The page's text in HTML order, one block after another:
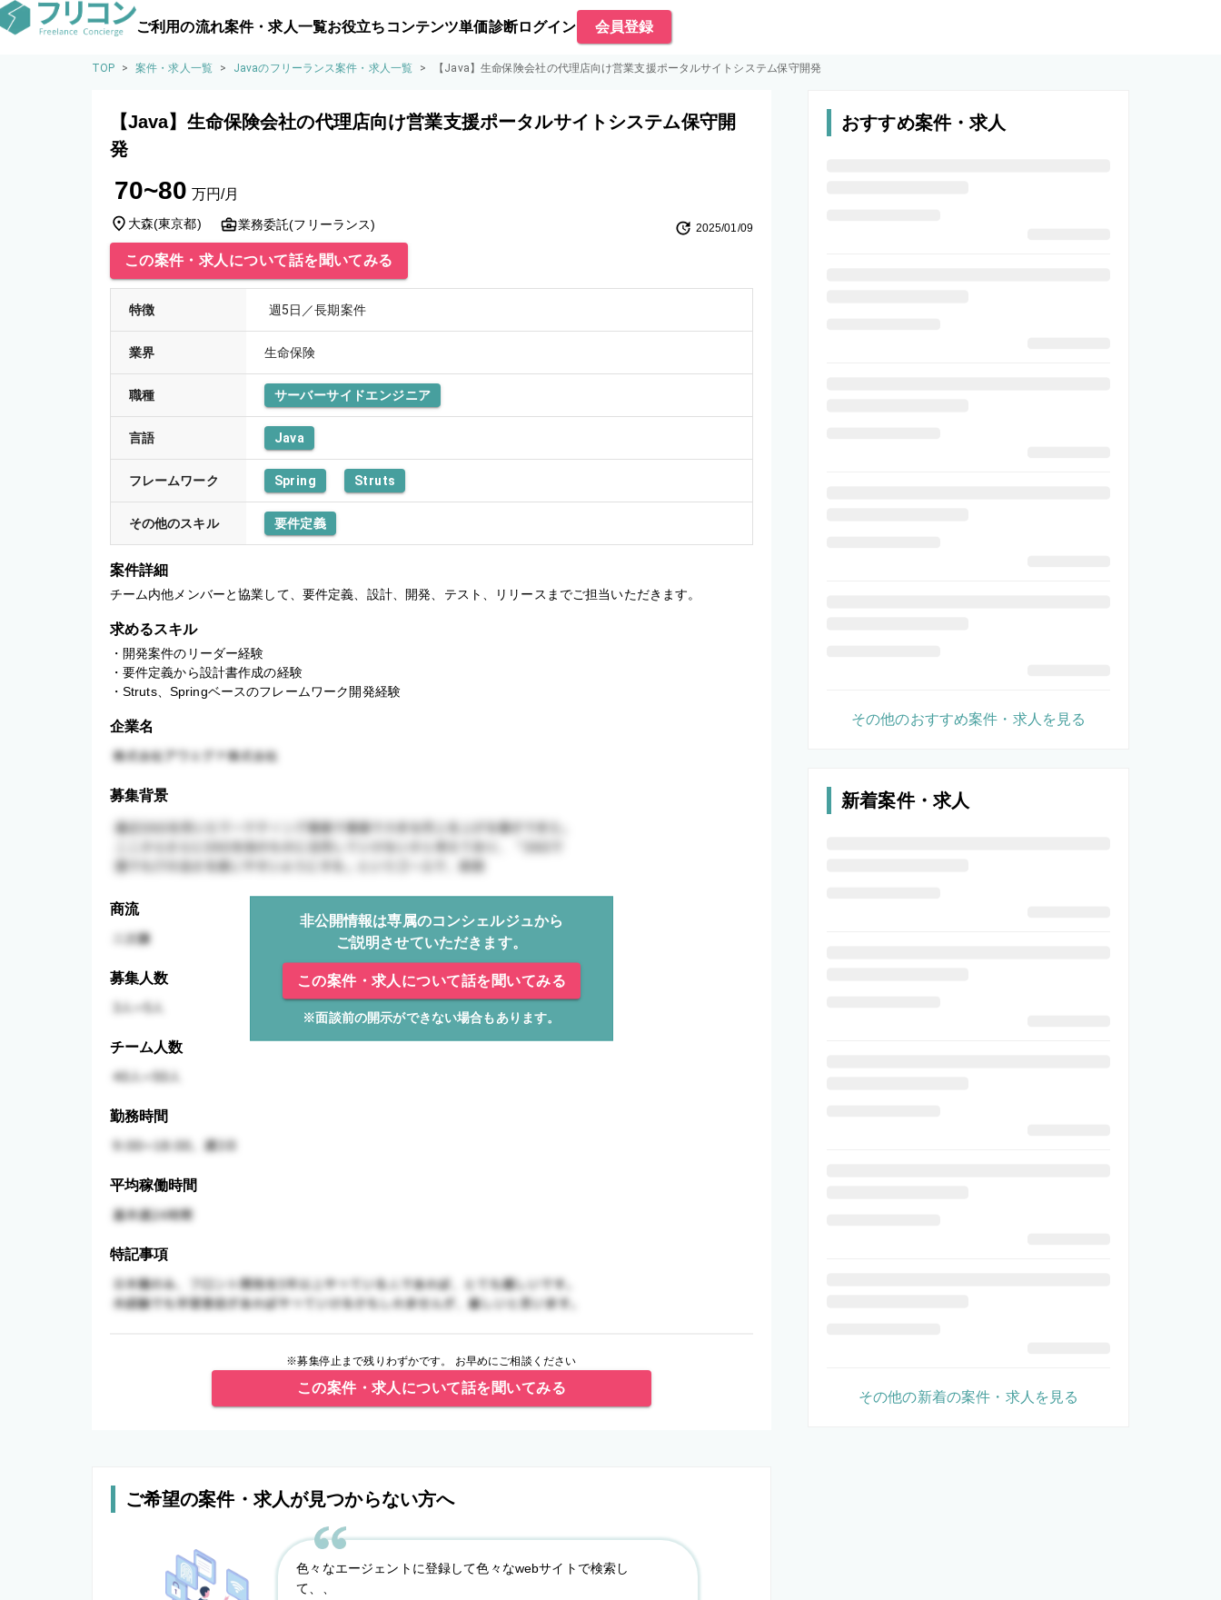
ご利用の流れ案件・求人一覧お役立ちコンテンツ単価診断ログイン 会員登録
TOP > 案件・求人一覧 > Javaのフリーランス案件・求人一覧 > 【Java】生命保険会社の代理店向け営業支援ポータルサイトシステム保守開発
【Java】生命保険会社の代理店向け営業支援ポータルサイトシステム保守開
発
70~80 万円/月
大森(東京都) 業務委託(フリーランス) 2025/01/09
この案件・求人について話を聞いてみる
特徴 週5日／長期案件
業界 生命保険
職種 サーバーサイドエンジニア
言語 Java
フレームワーク Spring Struts
その他のスキル 要件定義
案件詳細
チーム内他メンバーと協業して、要件定義、設計、開発、テスト、リリースまでご担当いただきます。
求めるスキル
・開発案件のリーダー経験
・要件定義から設計書作成の経験
・Struts、Springベースのフレームワーク開発経験
企業名
募集背景
商流
非公開情報は専属のコンシェルジュから
ご説明させていただきます。
この案件・求人について話を聞いてみる
※面談前の開示ができない場合もあります。
募集人数
チーム人数
勤務時間
平均稼働時間
特記事項
※募集停止まで残りわずかです。 お早めにご相談ください
この案件・求人について話を聞いてみる
ご希望の案件・求人が見つからない方へ
色々なエージェントに登録して色々なwebサイトで検索し
て、、
おすすめ案件・求人
その他のおすすめ案件・求人を見る
新着案件・求人
その他の新着の案件・求人を見る